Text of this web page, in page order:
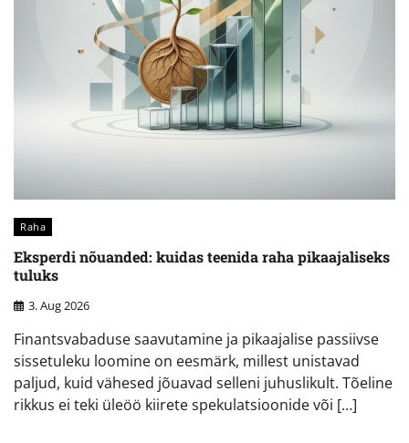
Raha
Eksperdi nõuanded: kuidas teenida raha pikaajaliseks
tuluks
3. Aug 2026
Finantsvabaduse saavutamine ja pikaajalise passiivse
sissetuleku loomine on eesmärk, millest unistavad
paljud, kuid vähesed jõuavad selleni juhuslikult. Tõeline
rikkus ei teki üleöö kiirete spekulatsioonide või […]